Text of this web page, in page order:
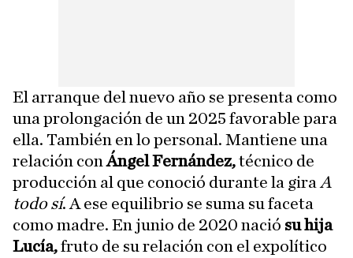
El arranque del nuevo año se presenta como
una prolongación de un 2025 favorable para
ella. También en lo personal. Mantiene una
relación conÁngel Fernández,técnico de
producción al que conoció durante la gira A
todo sí. A ese equilibrio se suma su faceta
como madre. En junio de 2020 nació su hija
Lucía,fruto de su relación con el expolítico